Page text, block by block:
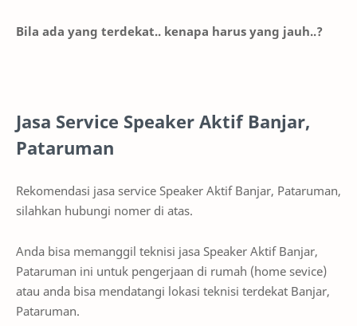
Bila ada yang terdekat.. kenapa harus yang jauh..?
Jasa Service Speaker Aktif Banjar,
Pataruman
Rekomendasi jasa service Speaker Aktif Banjar, Pataruman,
silahkan hubungi nomer di atas.
Anda bisa memanggil teknisi jasa Speaker Aktif Banjar,
Pataruman ini untuk pengerjaan di rumah (home sevice)
atau anda bisa mendatangi lokasi teknisi terdekat Banjar,
Pataruman.